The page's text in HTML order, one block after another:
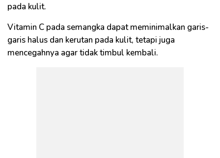
pada kulit.
Vitamin C pada semangka dapat meminimalkan garis-
garis halus dan kerutan pada kulit, tetapi juga
mencegahnya agar tidak timbul kembali.